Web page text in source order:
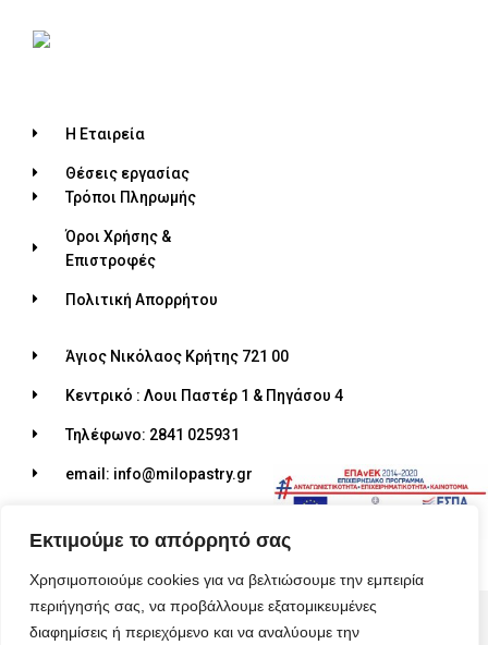
Εκτιμούμε το απόρρητό σας
Χρησιμοποιούμε cookies για να βελτιώσουμε την εμπειρία
περιήγησής σας, να προβάλλουμε εξατομικευμένες
διαφημίσεις ή περιεχόμενο και να αναλύουμε την
Η Εταιρεία
Θέσεις εργασίας
Τρόποι Πληρωμής
Όροι Χρήσης &
Επιστροφές
Πολιτική Απορρήτου
Άγιος Νικόλαος Κρήτης 721 00
Κεντρικό : Λουι Παστέρ 1 & Πηγάσου 4
Τηλέφωνο: 2841 025931
email: info@milopastry.gr
© 2026 ALL RIGHTS RESERVED​